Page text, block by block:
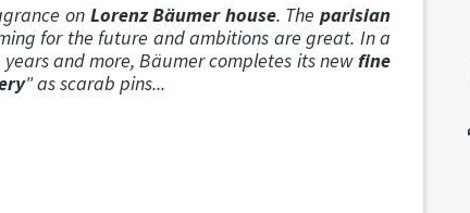
on Lorenz Bäumer house. Theparisian
for the future and ambitions are great. In a
and more, Bäumer completes its newfine
" as scarab pins...